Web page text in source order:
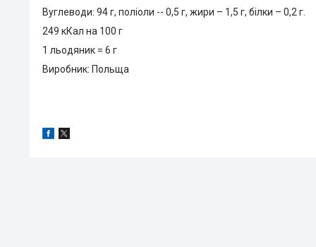
Вуглеводи: 94 г, поліоли -- 0,5 г, жири – 1,5 г, білки – 0,2 г.
249 кКал на 100 г
1 льодяник = 6 г
Виробник: Польща